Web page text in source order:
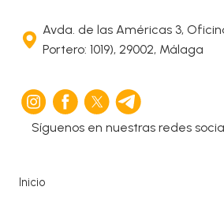
Avda. de las Américas 3,
Portero: 1019), 29002, Málaga
Síguenos en nuestras redes
Inicio